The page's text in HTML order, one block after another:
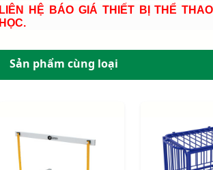
LIÊN HỆ BÁO GIÁ THIẾT BỊ THỂ
HỌC.
Sản phẩm cùng loại